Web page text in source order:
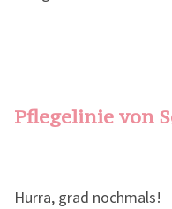
Pflegelinie von
Hurra, grad nochmals!